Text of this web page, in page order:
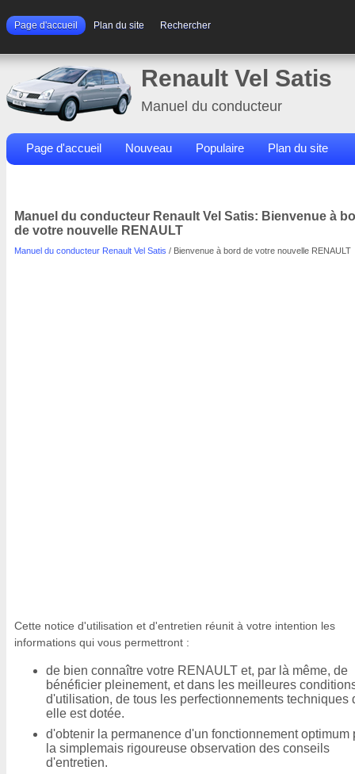
Page d'accueil Plan du site Rechercher
Renault Vel Satis
Manuel du conducteur
Page d'accueil Nouveau Populaire Plan du site
Manuel du conducteur Renault Vel Satis: Bienvenue à
de votre nouvelle RENAULT
Manuel du conducteur Renault Vel Satis / Bienvenue à bord de votre nouvelle RENAULT
Cette notice d'utilisation et d'entretien réunit à votre intention les
informations qui vous permettront :
de bien connaître votre RENAULT et, par là même, de
bénéficier pleinement, et dans les meilleures
d'utilisation, de tous les perfectionnements techniques
elle est dotée.
d'obtenir la permanence d'un fonctionnement optimum
la simplemais rigoureuse observation des conseils
d'entretien.